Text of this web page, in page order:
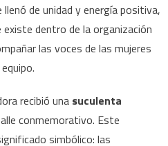
de unidad y energía positiva,
dentro de la organización
las voces de las mujeres
recibió una suculenta
conmemorativo. Este
simbólico: las